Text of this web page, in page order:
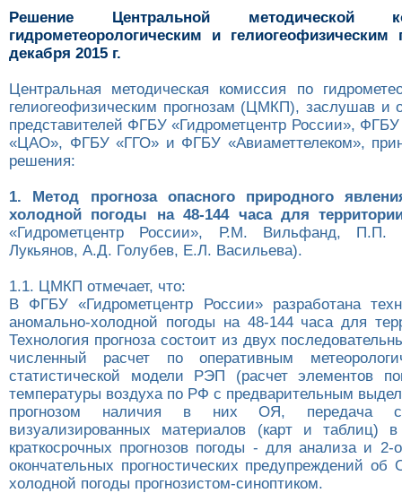
Решение Центральной методической
гидрометеорологическим и гелиогеофизическим
декабря 2015 г.
Центральная методическая комиссия по
гелиогеофизическим прогнозам (ЦМКП), заслушав и
представителей ФГБУ «Гидрометцентр России»,
«ЦАО», ФГБУ «ГГО» и ФГБУ «Авиаметтелеком»,
решения:
1. Метод прогноза опасного природного
холодной погоды на 48-144 часа для
«Гидрометцентр России», Р.М. Вильфанд, П.П.
Лукьянов, А.Д. Голубев, Е.Л. Васильева).
1.1. ЦМКП отмечает, что:
В ФГБУ «Гидрометцентр России» разработана
аномально-холодной погоды на 48-144 часа для
Технология прогноза состоит из двух
численный расчет по оперативным
статистической модели РЭП (расчет элементов
температуры воздуха по РФ с предварительным
прогнозом наличия в них ОЯ, передача
визуализированных материалов (карт и
краткосрочных прогнозов погоды - для анализа и 2-
окончательных прогностических предупреждений
холодной погоды прогнозистом-синоптиком.